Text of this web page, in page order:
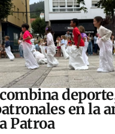
en la
Patroa